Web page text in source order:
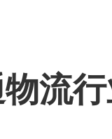
流